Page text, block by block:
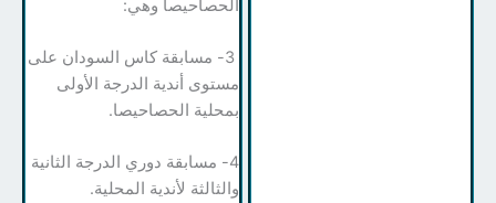
الحصاحيصا وهي:
3- مسابقة كاس السودان على
مستوى أندية الدرجة الأولى
بمحلية الحصاحيصا.
4- مسابقة دوري الدرجة الثانية
والثالثة لأندية المحلية.